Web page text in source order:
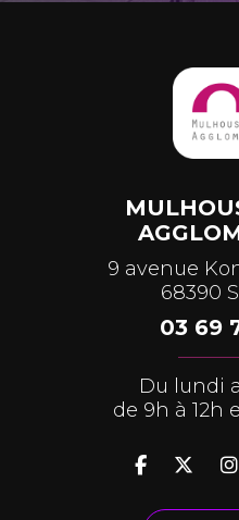
9 avenue
68390
03 69
Du lundi
de 9h à 12h